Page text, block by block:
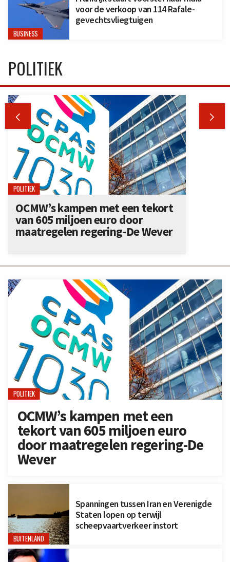
BUSINESS
voor de verkoop van 114 Rafale-
gevechtsvliegtuigen
POLITIEK
OCMW’s kampen met een
tekort van 605 miljoen euro
door maatregelen regering-De
Wever
BUITENLAND
Spanningen tussen Iran en Verenigde
Staten lopen op terwijl
scheepvaartverkeer instort
POLITIEK
 
POLITIEK
OCMW’s kampen met een tekort
van 605 miljoen euro door
maatregelen regering-De Wever